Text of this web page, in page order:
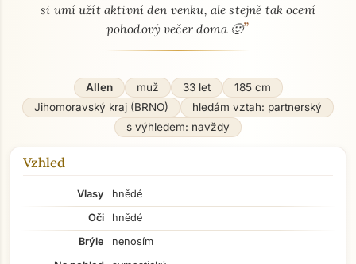
si umí užít aktivní den venku, ale stejně tak ocení
pohodový večer doma 🙂”
Allen muž 33 let
185 cm
Jihomoravský kraj (BRNO)
hledám vztah: partnerský
s výhledem: navždy
Vzhled
Vlasy
hnědé
Oči
hnědé
Brýle
nenosím